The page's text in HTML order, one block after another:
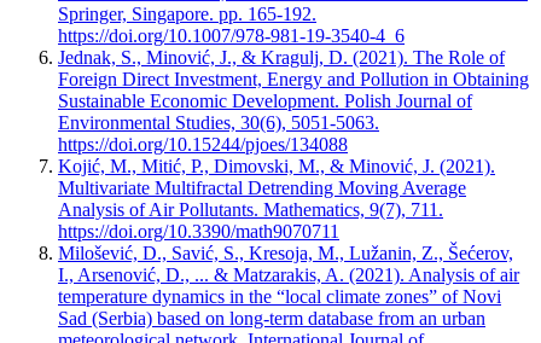
Springer, Singapore. pp. 165-192.
https://doi.org/10.1007/978-981-19-3540-4_6
Jednak, S., Minović, J., & Kragulj, D. (2021). The Role of
Foreign Direct Investment, Energy and Pollution in Obtaining
Sustainable Economic Development. Polish Journal of
Environmental Studies, 30(6), 5051-5063.
https://doi.org/10.15244/pjoes/134088
Kojić, M., Mitić, P., Dimovski, M., & Minović, J. (2021).
Multivariate Multifractal Detrending Moving Average
Analysis of Air Pollutants. Mathematics, 9(7), 711.
https://doi.org/10.3390/math9070711
Milošević, D., Savić, S., Kresoja, M., Lužanin, Z., Šećerov,
I., Arsenović, D., ... & Matzarakis, A. (2021). Analysis of air
temperature dynamics in the “local climate zones” of Novi
Sad (Serbia) based on long-term database from an urban